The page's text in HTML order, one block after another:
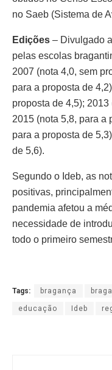
no Saeb (Sistema de
Edições – Divulgado
pelas escolas
2007 (nota 4,0, sem
para a proposta de
proposta de 4,5);
2015 (nota 5,8, para a
para a proposta de
de 5,6).
Segundo o Ideb, as
positivas,
pandemia afetou a
necessidade de
todo o primeiro
Tags: bragança
educação Ideb